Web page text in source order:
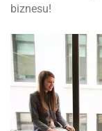
biznesu!